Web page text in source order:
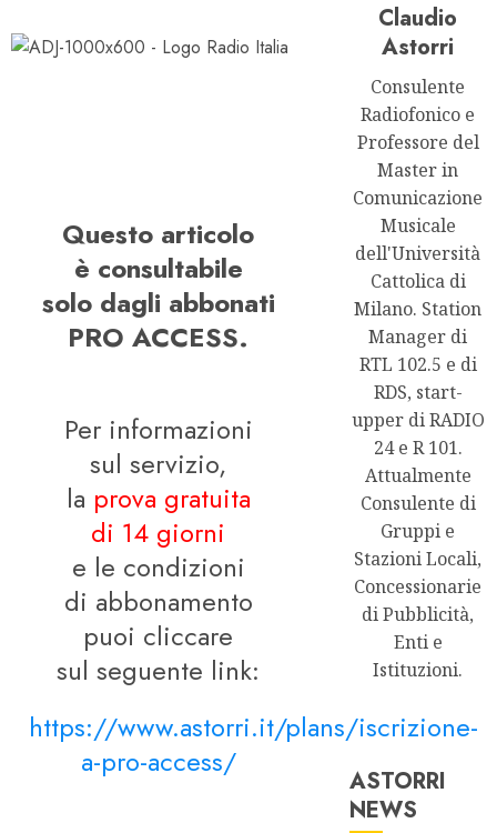
Questo articolo
è consultabile
solo dagli abbonati
PRO ACCESS.
Per informazioni
sul servizio,
la prova gratuita
di 14 giorni
e le condizioni
di abbonamento
puoi cliccare
sul seguente link:
https://www.astorri.it/plans/iscrizione-
a-pro-access/
Claudio
Astorri
Consulente
Radiofonico e
Professore del
Master in
Comunicazione
Musicale
dell'Università
Cattolica di
Milano. Station
Manager di
RTL 102.5 e di
RDS, start-
upper di RADIO
24 e R 101.
Attualmente
Consulente di
Gruppi e
Stazioni Locali,
Concessionarie
di Pubblicità,
Enti e
Istituzioni.
ASTORRI
NEWSAstorri News